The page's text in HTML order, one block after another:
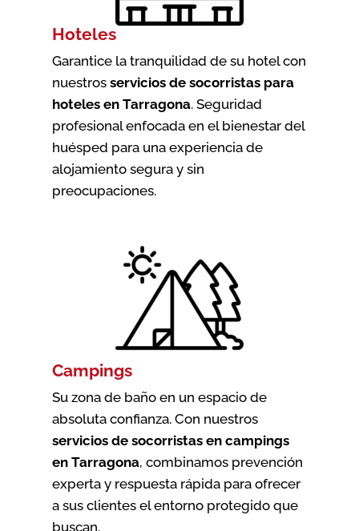
Hoteles
Garantice la tranquilidad de su hotel con
nuestros servicios de socorristas para
hoteles en Tarragona. Seguridad
profesional enfocada en el bienestar del
huésped para una experiencia de
alojamiento segura y sin
preocupaciones.
Campings
Su zona de baño en un espacio de
absoluta confianza. Con nuestros
servicios de socorristas en campings
en Tarragona, combinamos prevención
experta y respuesta rápida para ofrecer
a sus clientes el entorno protegido que
buscan.